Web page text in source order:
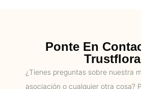
Ponte En
¿Tienes preguntas sobre nuestra
asociación o cualquier otra cosa?